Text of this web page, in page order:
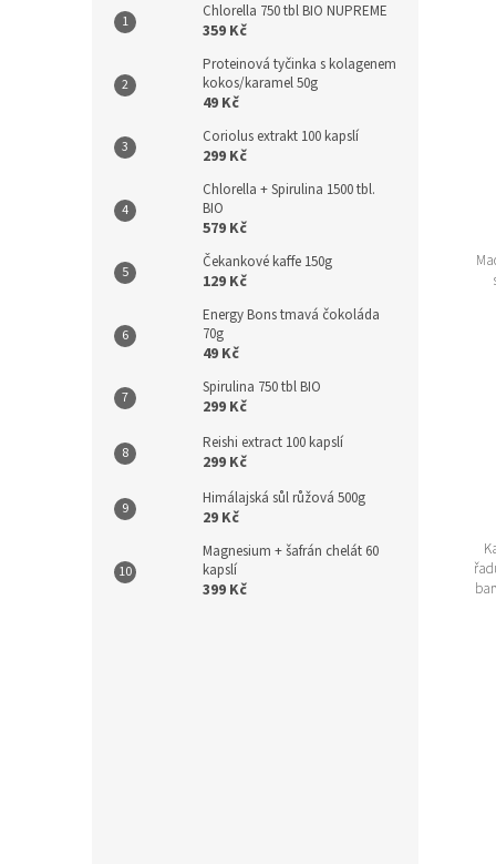
Chlorella 750 tbl BIO NUPREME
359 Kč
Proteinová tyčinka s kolagenem
kokos/karamel 50g
49 Kč
Coriolus extrakt 100 kapslí
299 Kč
Chlorella + Spirulina 1500 tbl.
BIO
579 Kč
Čekankové kaffe 150g
129 Kč
Energy Bons tmavá čokoláda
70g
49 Kč
Spirulina 750 tbl BIO
299 Kč
Reishi extract 100 kapslí
299 Kč
Himálajská sůl růžová 500g
29 Kč
Magnesium + šafrán chelát 60
kapslí
399 Kč